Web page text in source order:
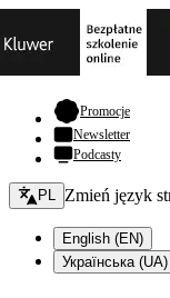
Promocje-
Newsletter
Podcasty
Zmień język - bieżący:
PL Zmień język
English (EN)
Українська (UA)